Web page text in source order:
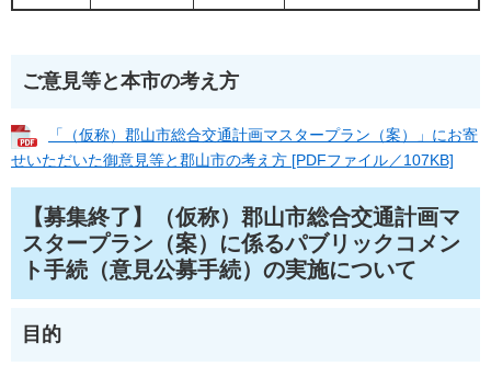
ご意見等と本市の考え方
「（仮称）郡山市総合交通計画マスタープラン（案）」にお寄
せいただいた御意見等と郡山市の考え方 [PDFファイル／107KB]
【募集終了】（仮称）郡山市総合交通計画マ
スタープラン（案）に係るパブリックコメン
ト手続（意見公募手続）の実施について
目的